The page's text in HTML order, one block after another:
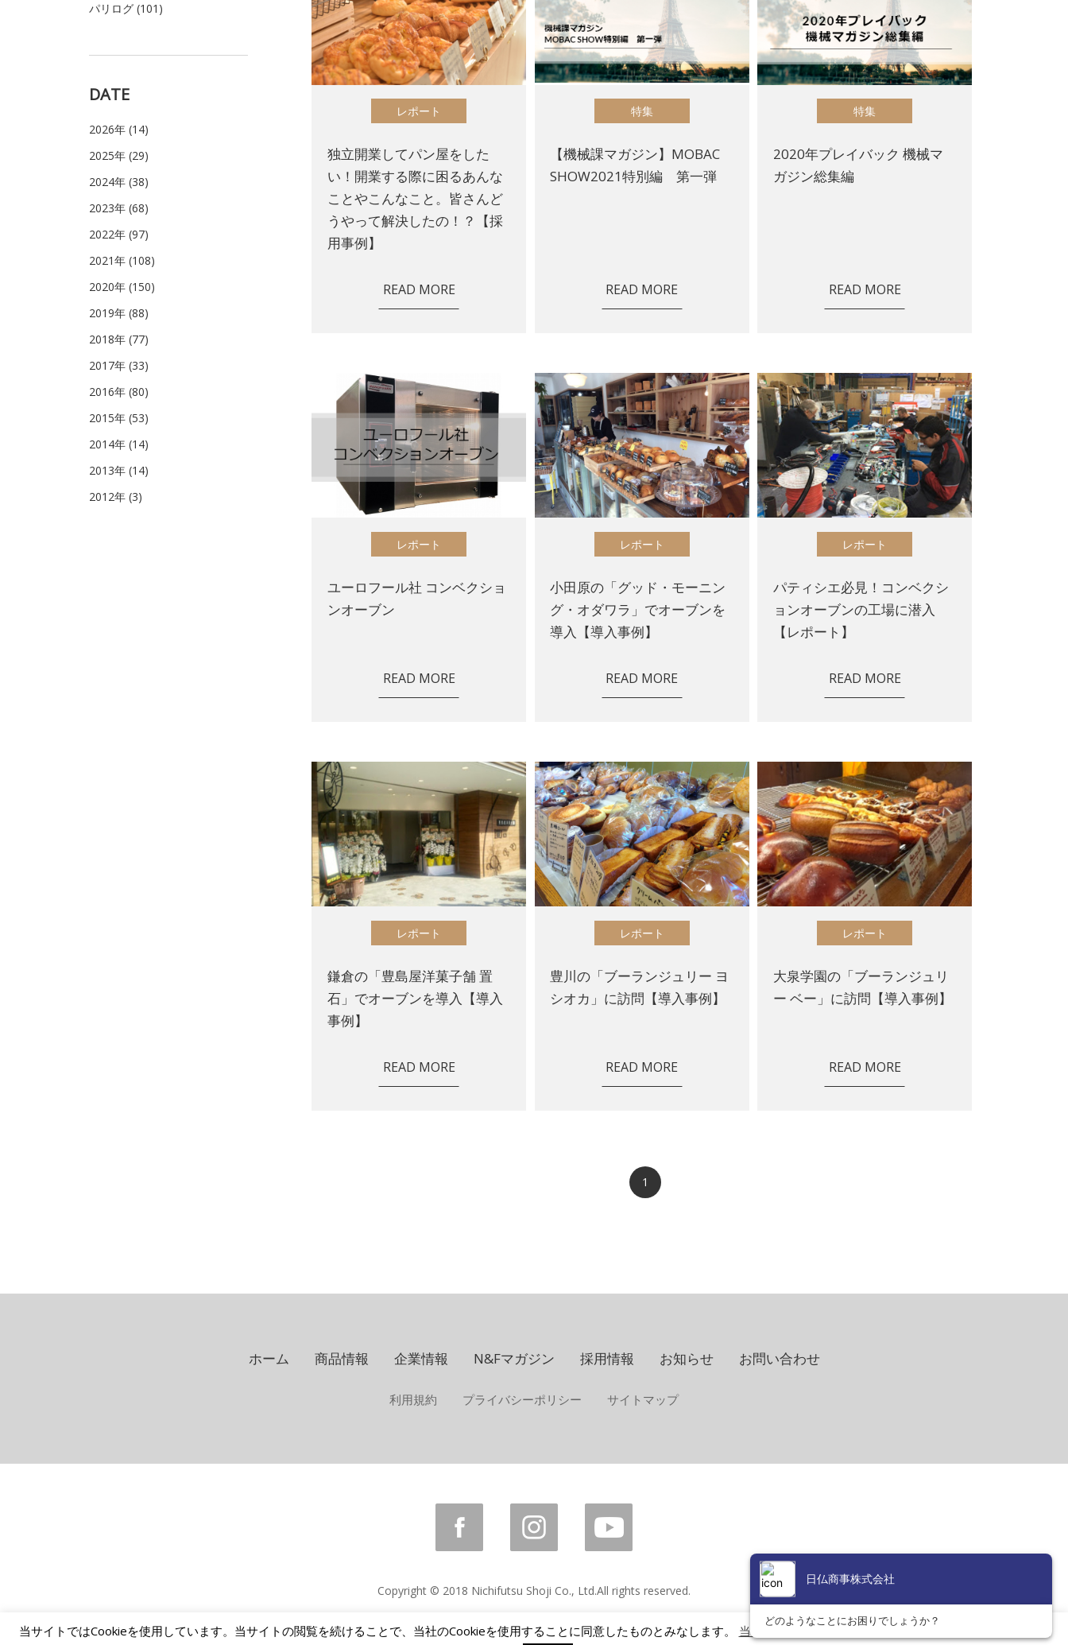
レポート
独立開業してパン屋をした
い！開業する際に困るあんな
ことやこんなこと。皆さんど
うやって解決したの！？【採
用事例】
READ MORE
特集
【機械課マガジン】MOBAC
SHOW2021特別編 第一弾
READ MORE
特集
2020年プレイバック 機械マ
ガジン総集編
READ MORE
レポート
ユーロフール社 コンベクショ
ンオーブン
READ MORE
レポート
小田原の「グッド・モーニン
グ・オダワラ」でオーブンを
導入【導入事例】
READ MORE
レポート
パティシエ必見！コンベクシ
ョンオーブンの工場に潜入
【レポート】
READ MORE
レポート
鎌倉の「豊島屋洋菓子舗 置
石」でオーブンを導入【導入
事例】
READ MORE
レポート
豊川の「ブーランジュリー ヨ
シオカ」に訪問【導入事例】
READ MORE
レポート
大泉学園の「ブーランジュリ
ー ベー」に訪問【導入事例】
READ MORE
1
パリログ (101)
DATE
2026年 (14)
2025年 (29)
2024年 (38)
2023年 (68)
2022年 (97)
2021年 (108)
2020年 (150)
2019年 (88)
2018年 (77)
2017年 (33)
2016年 (80)
2015年 (53)
2014年 (14)
2013年 (14)
2012年 (3)
ホーム 商品情報 企業情報 N&Fマガジン 採用情報 お知らせ お問い合わせ
利用規約 プライバシーポリシー サイトマップ
Copyright © 2018 Nichifutsu Shoji Co., Ltd.All rights reserved.
当サイトではCookieを使用しています。当サイトの閲覧を続けることで、当社のCookieを使用することに同意したものとみなします。 当社のプライバシーおよびCookieに関するポリシーはこち